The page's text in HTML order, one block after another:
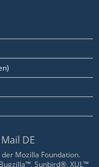
DE
Mozilla Foundation.
Sunbird®, XUL™